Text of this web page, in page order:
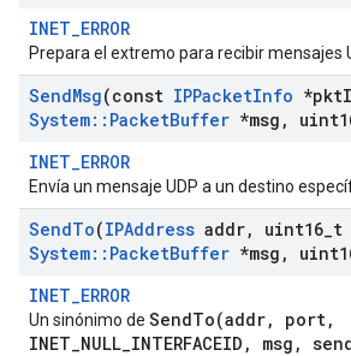
INET_ERROR
Prepara el extremo para recibir mensajes
SendMsg(const IPPacketInfo *pkt
System:: PacketBuffer *msg ,
INET_ERROR
Envía un mensaje UDP a un destino
SendTo(IPAddress addr, uint16 t
System:: PacketBuffer *msg ,
INET_ERROR
Un sinónimo de SendTo(addr, port,
INET_NULL_INTERFACEID, msg,